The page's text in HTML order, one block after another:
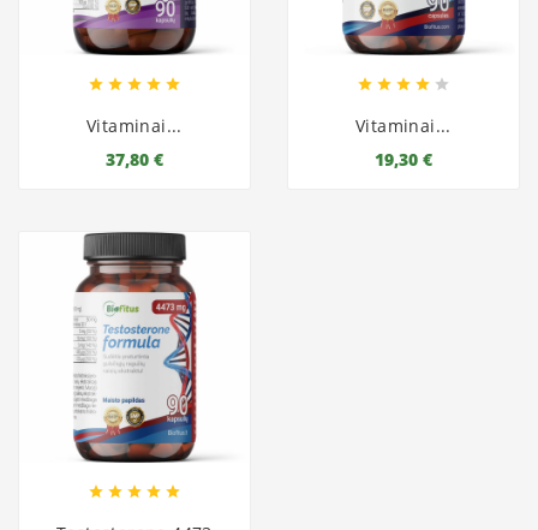
    
Vitaminai...
37,80 €
    
Vitaminai...
19,30 €
    